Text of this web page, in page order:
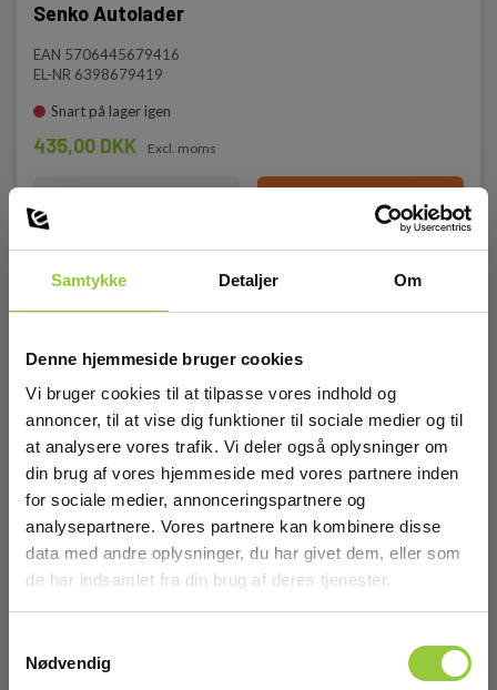
Samtykke Detaljer Om
Denne hjemmeside bruger cookies
Vi bruger cookies til at tilpasse vores indhold og
annoncer, til at vise dig funktioner til sociale medier og til
at analysere vores trafik. Vi deler også oplysninger om
din brug af vores hjemmeside med vores partnere inden
for sociale medier, annonceringspartnere og
analysepartnere. Vores partnere kan kombinere disse
data med andre oplysninger, du har givet dem, eller som
de har indsamlet fra din brug af deres tjenester.
Nødvendig
Senko Autolader
EAN 5706445679416
EL-NR 6398679419
Snart på lager igen
435,00 DKK Excl. moms